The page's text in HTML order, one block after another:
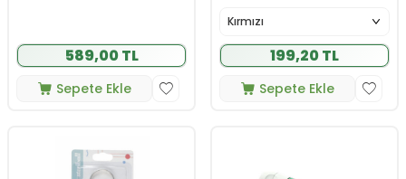
589,00 TL
Sepete Ekle
199,20 TL
Sepete Ekle